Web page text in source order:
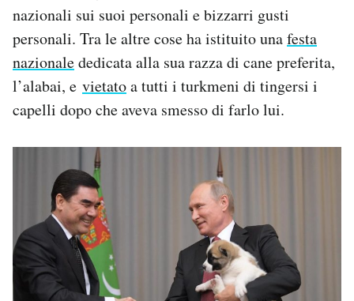
nazionali sui suoi personali e bizzarri gusti
personali. Tra le altre cose ha istituito unafesta
nazionalededicata alla sua razza di cane preferita,
l’alabai, e vietatoa tutti i turkmeni di tingersi i
capelli dopo che aveva smesso di farlo lui.